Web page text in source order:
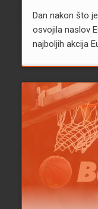
Dan nakon što
osvojila naslov
najboljih akcija